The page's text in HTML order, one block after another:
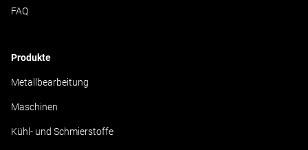
FAQ
Produkte
Metallbearbeitung
Maschinen
Kühl- und Schmierstoffe